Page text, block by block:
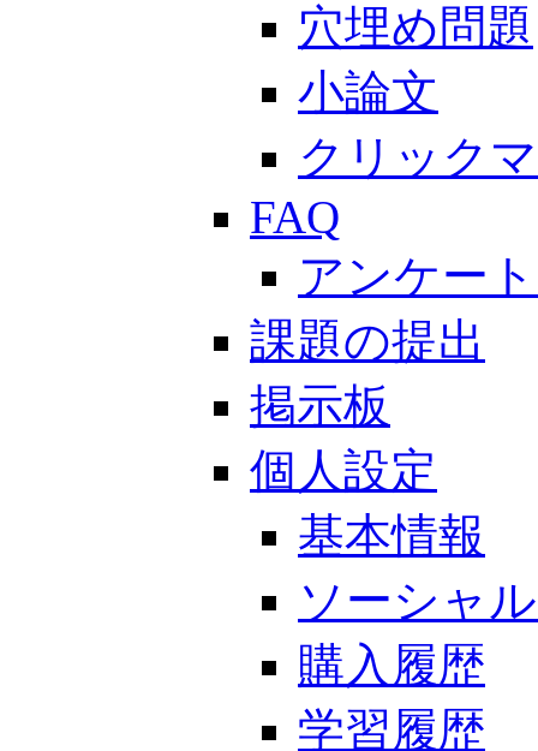
穴埋め問題
小論文
クリック
FAQ
アンケー
課題の提出
掲示板
個人設定
基本情報
ソーシャ
購入履歴
学習履歴